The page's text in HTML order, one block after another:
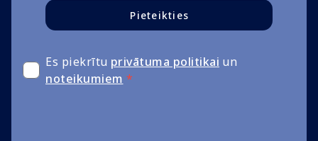
Pieteikties
Es piekrītu privātuma politikai un
noteikumiem *